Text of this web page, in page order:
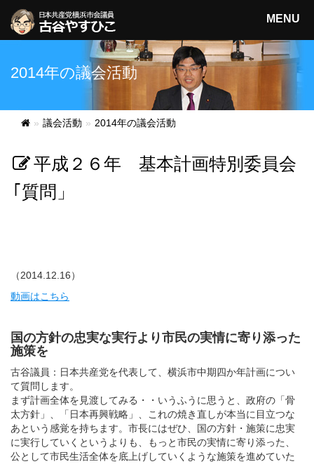
MENU
日本共産党横浜市会議員
古谷やすひこ
2014年の議会活動
議会活動 2014年の議会活動
平成２６年 基本計画特別委員会
｢質問」
（2014.12.16）
動画はこちら
国の方針の忠実な実行より市民の実情に寄り添った
施策を
古谷議員：日本共産党を代表して、横浜市中期四か年計画につい
て質問します。
まず計画全体を見渡してみる・・いうふうに思うと、政府の「骨
太方針」、「日本再興戦略」、これの焼き直しが本当に目立つな
あという感覚を持ちます。市長にはぜひ、国の方針・施策に忠実
に実行していくというよりも、もっと市民の実情に寄り添った、
公として市民生活全体を底上げしていくような施策を進めていた